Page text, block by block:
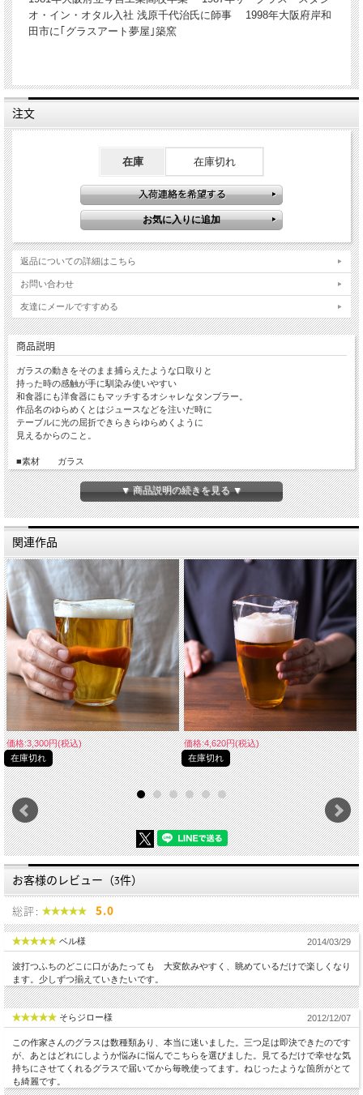
オ・イン・オタル入社 浅原千代治氏に師事 1998年大阪府岸和
田市に｢グラスアート夢屋｣築窯
注文
在庫 在庫切れ
返品についての詳細はこちら
お問い合わせ
友達にメールですすめる
商品説明
ガラスの動きをそのまま捕らえたような口取りと
持った時の感触が手に馴染み使いやすい
和食器にも洋食器にもマッチするオシャレなタンブラー。
作品名のゆらめくとはジュースなどを注いだ時に
テーブルに光の屈折できらきらゆらめくように
見えるからのこと。
■素材 ガラス
■サイズ 口径約9cm×底径約5cm 高さ約9cm
■手触り つるつるしています。
■容量 約140cc
■重さ 約275g
■生産国 Made in Japan
■備考 食器洗浄機 × 耐熱約40度まで 電子レンジ×
▼ 商品説明の続きを見る ▼
関連作品
価格:3,300円(税込)
在庫切れ
価格:4,620円(税込)
在庫切れ
お客様のレビュー（3件）
総評: 5.0
ベル様 2014/03/29
波打つふちのどこに口があたっても 大変飲みやすく、眺めているだけで楽しくなり
ます。少しずつ揃えていきたいです。
そらジロー様 2012/12/07
この作家さんのグラスは数種類あり、本当に迷いました。三つ足は即決できたのです
が、あとはどれにしようか悩みに悩んでこちらを選びました。見てるだけで幸せな気
持ちにさせてくれるグラスで届いてから毎晩使ってます。ねじったような箇所がとて
も綺麗です。